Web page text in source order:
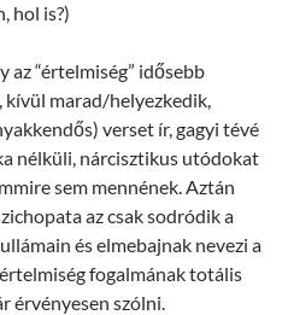
hol is?)
“értelmiség” idősebb
kívül marad/helyezkedik,
verset ír, gagyi tévé
nélküli, nárcisztikus utódokat
sem mennének. Aztán
az csak sodródik a
és elmebajnak nevezi a
fogalmának totális
érvényesen szólni.